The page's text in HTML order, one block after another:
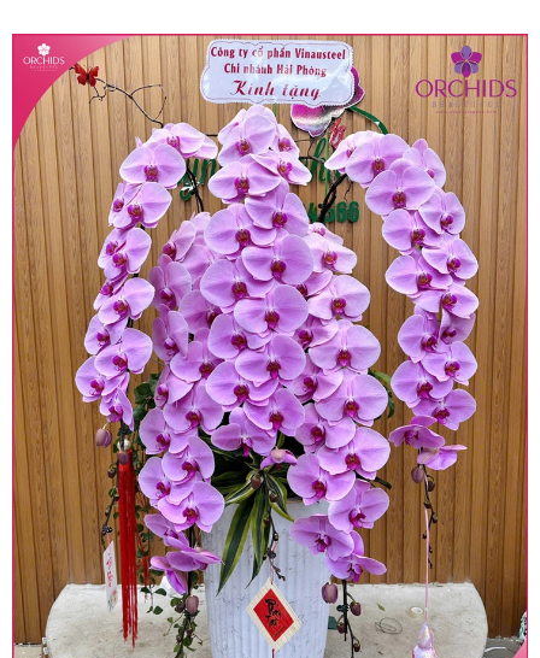
• Giá trên được miễn ship giao trong nội thành,
miễn phí in thiệp - banner theo yêu cầu khách
hàng.
• Beautiful Orchids liên kết với các cửa hàng
trên toàn quốc để phục vụ giao hoa tận nơi, mỗi
khu vực sẽ có mức giá khác nhau (tùy vào chi
phí mặt bằng, nguyên vật liệu,..) nên giá có thể sẽ
thay đổi so với giá niêm yết trên website. Khách
hàng ở Tỉnh thành khác vui lòng chủ động hỏi lại
giá trước khi đặt hàng, shop sẽ chủ động báo giá
chính xác khi có địa chỉ giao hàng cụ thể.